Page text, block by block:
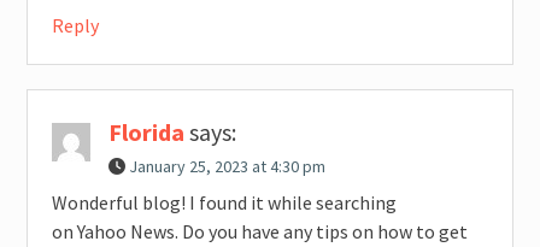
Reply
Florida says:
January 25, 2023 at 4:30 pm
Wonderful blog! I found it while searching
on Yahoo News. Do you have any tips on how to get